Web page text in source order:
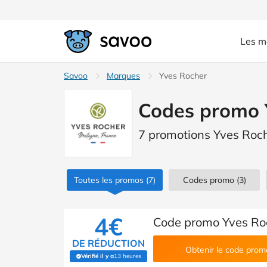
Les
Savoo Marques Yves Rocher
Codes promo
7 promotions Yves
Toutes les promos (7) Codes promo(3)
4€
DE RÉDUCTION
Vérifié il y a13 heures
(Vérifié par Savoo)
Code promo Yves
Obtenir le code